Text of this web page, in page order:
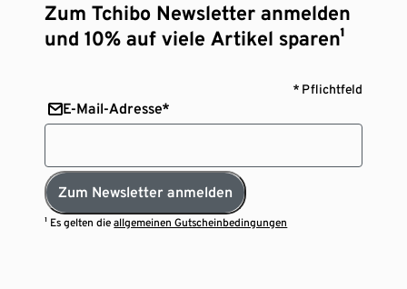
Zum Tchibo Newsletter anmelden
und 10% auf viele Artikel sparen¹
* Pflichtfeld
E-Mail-Adresse*
Zum Newsletter anmelden
¹ Es gelten dieallgemeinen Gutscheinbedingungen